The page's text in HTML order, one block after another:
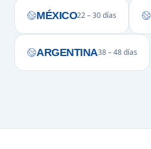
MÉXICO22 – 30 días
ARGENTINA38 – 48 días